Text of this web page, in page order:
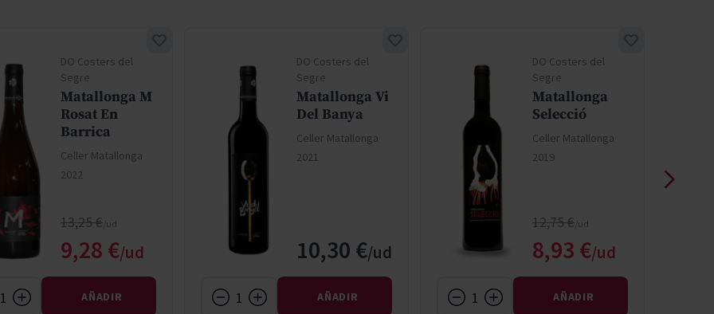
DO Costers del
Segre
Matallonga M
Rosat En
Barrica
Celler Matallonga
2022
Precio especial
9,28 €
Precio normal
13,25 €
AÑADIR
DO Costers del
Segre
Matallonga Vi
Del Banya
Celler Matallonga
2021
10,30 €
AÑADIR
DO Costers del
Segre
Matallonga
Selecció
Celler Matallonga
2019
Precio especial
8,93 €
Precio normal
12,75 €
AÑADIR